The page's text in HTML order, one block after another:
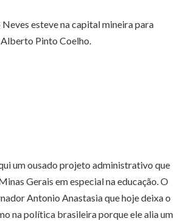
esteve na capital mineira para
Pinto Coelho.
um ousado projeto administrativo que
Gerais em especial na educação. O
Antonio Anastasia que hoje deixa o
na política brasileira porque ele alia um